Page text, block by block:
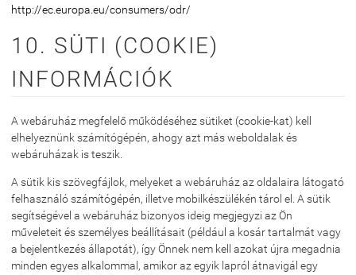
http://ec.europa.eu/consumers/odr/
10. SÜTI (COOKIE)
INFORMÁCIÓK
A webáruház megfelelő működéséhez sütiket (cookie-kat) kell
elhelyeznünk számítógépén, ahogy azt más weboldalak és
webáruházak is teszik.
A sütik kis szövegfájlok, melyeket a webáruház az oldalaira látogató
felhasználó számítógépén, illetve mobilkészülékén tárol el. A sütik
segítségével a webáruház bizonyos ideig megjegyzi az Ön
műveleteit és személyes beállításait (például a kosár tartalmát vagy
a bejelentkezés állapotát), így Önnek nem kell azokat újra megadnia
minden egyes alkalommal, amikor az egyik lapról átnavigál egy